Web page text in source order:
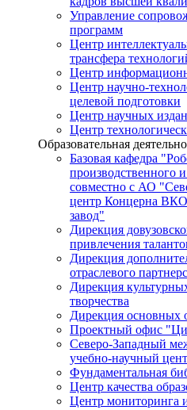
Управление
программ
Центр
трансфера
Центр
Центр научно-
целевой подготовки
Центр научных
Центр
Образовательная
Базовая кафедра
производственного
совместно с АО
центр Концерна
завод"
Дирекция
привлечения
Дирекция
отраслевого
Дирекция
творчества
Дирекция основных
Проектный офис
Северо-Западный
учебно-научный
Фундаментальная
Центр качества
Центр мониторинга